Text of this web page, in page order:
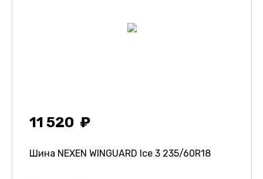
11 520
Шина NEXEN WINGUARD Ice 3 235/60R18